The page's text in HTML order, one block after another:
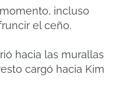
incluso
el ceño.
hacia las murallas
cargó hacia Kim